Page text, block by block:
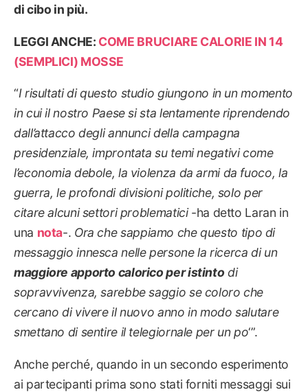
di cibo in più.
LEGGI ANCHE: COME BRUCIARE CALORIE IN 14
(SEMPLICI) MOSSE
“I risultati di questo studio giungono in un momento
in cui il nostro Paese si sta lentamente riprendendo
dall’attacco degli annunci della campagna
presidenziale, improntata su temi negativi come
l’economia debole, la violenza da armi da fuoco, la
guerra, le profondi divisioni politiche, solo per
citare alcuni settori problematici-ha detto Laran in
una nota-. Ora che sappiamo che questo tipo di
messaggio innesca nelle persone la ricerca di un
maggiore apporto calorico per istinto di
sopravvivenza, sarebbe saggio se coloro che
cercano di vivere il nuovo anno in modo salutare
smettano di sentire il telegiornale per un po‘”.
Anche perché, quando in un secondo esperimento
ai partecipanti prima sono stati forniti messaggi sui